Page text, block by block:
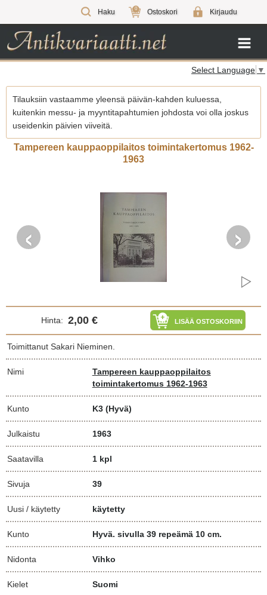
Haku 0 Ostoskori Kirjaudu
Select Language ▼
Tilauksiin vastaamme yleensä päivän-kahden kuluessa,
kuitenkin messu- ja myyntitapahtumien johdosta voi olla joskus
useidenkin päivien viiveitä.
Tampereen kauppaoppilaitos toimintakertomus 1962-
1963
‹ ›
Hinta: 2,00 € LISÄÄ OSTOSKORIIN
Toimittanut Sakari Nieminen.
Nimi
Tampereen kauppaoppilaitos
toimintakertomus 1962-1963
Kunto K3 (Hyvä)
Julkaistu 1963
Saatavilla 1 kpl
Sivuja 39
Uusi / käytetty käytetty
Kunto Hyvä. sivulla 39 repeämä 10 cm.
Nidonta Vihko
Kielet Suomi